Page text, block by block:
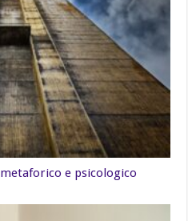
e psicologico